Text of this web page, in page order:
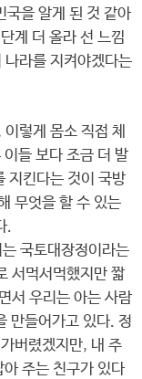
국을 알게 된 것 같아
계 더 올라 선 느낌
나라를 지켜야겠다는
렇게 몸소 직접 체
들 보다 조금 더 발
지킨다는 것이 국방
무엇을 할 수 있는
.
국토대장정이라는
서먹서먹했지만 짧
서 우리는 아는 사람
만들어가고 있다. 정
버렸겠지만, 내 주
주는 친구가 있다